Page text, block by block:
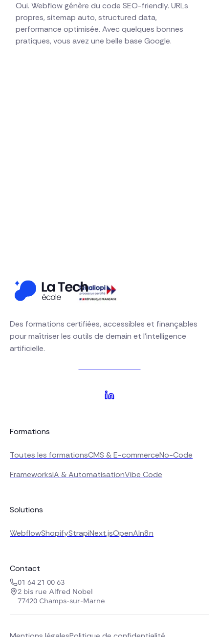
Oui. Webflow génère du code SEO-friendly. URLs
propres, sitemap auto, structured data,
performance optimisée. Avec quelques bonnes
pratiques, vous avez une belle base Google.
01 64 21 00 63
Des formations certifiées, accessibles et finançables
pour maîtriser les outils de demain et l'intelligence
artificielle.
Formations
Toutes les formationsCMS & E-commerceNo-Code
FrameworksIA & AutomatisationVibe Code
Solutions
WebflowShopifyStrapiNext.jsOpenAIn8n
Contact
01 64 21 00 63
2 bis rue Alfred Nobel
77420 Champs-sur-Marne